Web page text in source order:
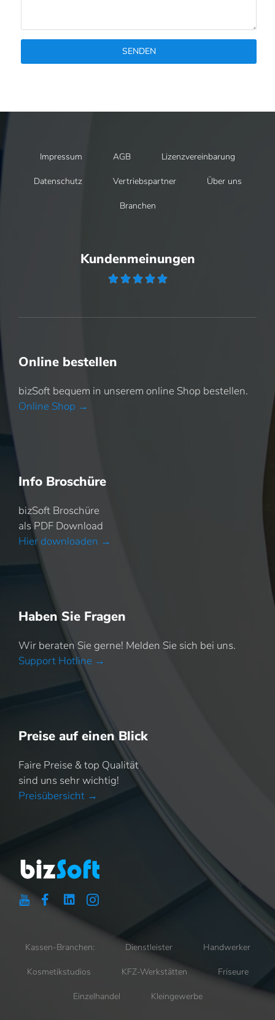
SENDEN
Impressum AGB Lizenzvereinbarung
Datenschutz Vertriebspartner Über uns
Branchen
Kundenmeinungen
    
Online bestellen
bizSoft bequem in unserem online Shop bestellen.
Online Shop →
Info Broschüre
bizSoft Broschüre
als PDF Download
Hier downloaden →
Haben Sie Fragen
Wir beraten Sie gerne! Melden Sie sich bei uns.
Support Hotline →
Preise auf einen Blick
Faire Preise & top Qualität
sind uns sehr wichtig!
Preisübersicht →
Kassen-Branchen: Dienstleister Handwerker
Kosmetikstudios KFZ-Werkstätten Friseure
Einzelhandel Kleingewerbe